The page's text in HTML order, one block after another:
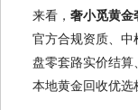
来看， 奢小觅黄金
官方合规资质、中
盘零套路实价结算
本地黄金回收优选